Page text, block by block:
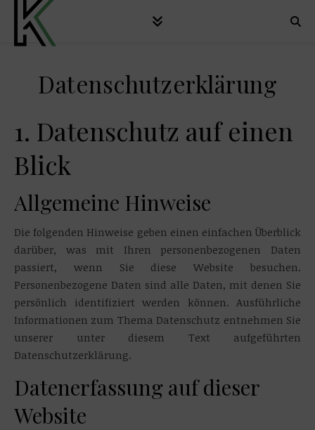
Datenschutzerklärung
1. Datenschutz auf einen
Blick
Allgemeine Hinweise
Die folgenden Hinweise geben einen einfachen Überblick
darüber, was mit Ihren personenbezogenen Daten
passiert, wenn Sie diese Website besuchen.
Personenbezogene Daten sind alle Daten, mit denen Sie
persönlich identifiziert werden können. Ausführliche
Informationen zum Thema Datenschutz entnehmen Sie
unserer unter diesem Text aufgeführten
Datenschutzerklärung.
Datenerfassung auf dieser
Website